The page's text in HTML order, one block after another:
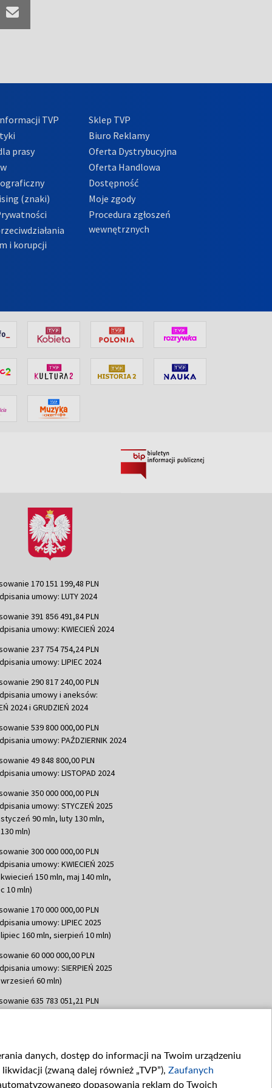
TVP
prasy
(znaki)
i korupcji
Sklep TVP
Biuro Reklamy
Oferta Dystrybucyjna
Oferta Handlowa
Dostępność
Moje zgody
Procedura zgłoszeń
wewnętrznych
170 151 199,48 PLN
umowy: LUTY 2024
391 856 491,84 PLN
umowy: KWIECIEŃ 2024
237 754 754,24 PLN
umowy: LIPIEC 2024
290 817 240,00 PLN
umowy i aneksów:
2024 i GRUDZIEŃ 2024
539 800 000,00 PLN
umowy: PAŹDZIERNIK 2024
49 848 800,00 PLN
umowy: LISTOPAD 2024
350 000 000,00 PLN
umowy: STYCZEŃ 2025
90 mln, luty 130 mln,
mln)
300 000 000,00 PLN
umowy: KWIECIEŃ 2025
150 mln, maj 140 mln,
10 mln)
170 000 000,00 PLN
umowy: LIPIEC 2025
160 mln, sierpień 10 mln)
60 000 000,00 PLN
umowy: SIERPIEŃ 2025
60 mln)
635 783 051,21 PLN
48 862 000,00 PLN
umowy: GRUDZIEŃ 2025
60,548 mln)
danych, dostęp do informacji na Twoim urządzeniu
(zwaną dalej również „TVP”), Zaufanych
dopasowania reklam do Twoich